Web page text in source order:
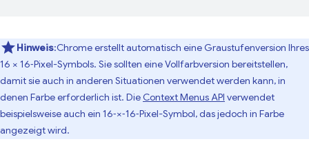
Hinweis:Chrome erstellt automatisch eine Graustufenversion Ihres
16 × 16‑Pixel-Symbols. Sie sollten eine Vollfarbversion bereitstellen,
damit sie auch in anderen Situationen verwendet werden kann, in
denen Farbe erforderlich ist. Die Context Menus API verwendet
beispielsweise auch ein 16‑×‑16‑Pixel-Symbol, das jedoch in Farbe
angezeigt wird.